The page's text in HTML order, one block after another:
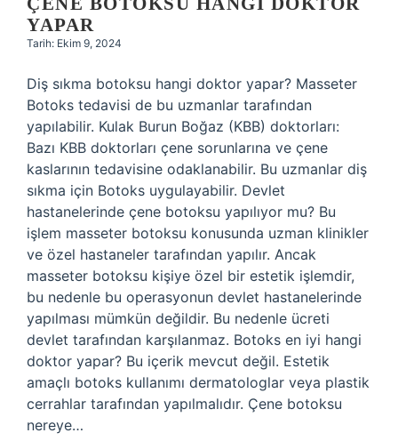
YAPAR
Tarih: Ekim 9, 2024
Diş sıkma botoksu hangi doktor yapar? Masseter
Botoks tedavisi de bu uzmanlar tarafından
yapılabilir. Kulak Burun Boğaz (KBB) doktorları:
Bazı KBB doktorları çene sorunlarına ve çene
kaslarının tedavisine odaklanabilir. Bu uzmanlar diş
sıkma için Botoks uygulayabilir. Devlet
hastanelerinde çene botoksu yapılıyor mu? Bu
işlem masseter botoksu konusunda uzman klinikler
ve özel hastaneler tarafından yapılır. Ancak
masseter botoksu kişiye özel bir estetik işlemdir,
bu nedenle bu operasyonun devlet hastanelerinde
yapılması mümkün değildir. Bu nedenle ücreti
devlet tarafından karşılanmaz. Botoks en iyi hangi
doktor yapar? Bu içerik mevcut değil. Estetik
amaçlı botoks kullanımı dermatologlar veya plastik
cerrahlar tarafından yapılmalıdır. Çene botoksu
nereye…